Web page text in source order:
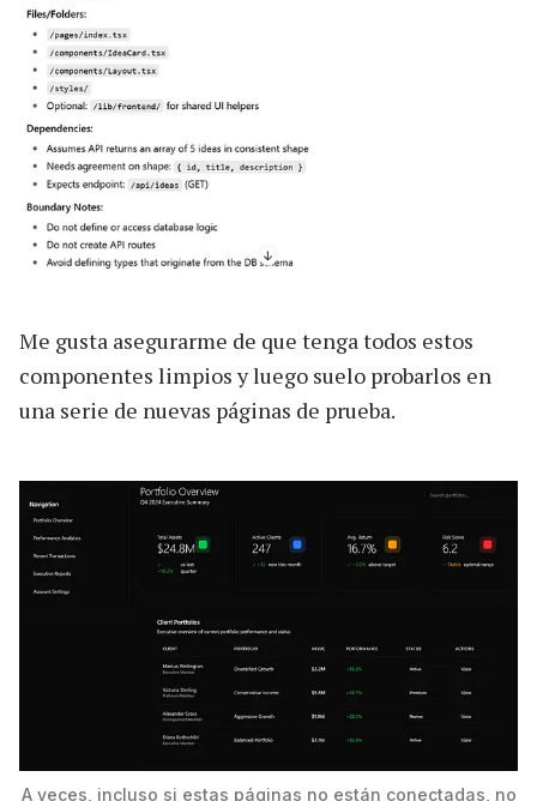
Me gusta asegurarme de que tenga todos estos
componentes limpios y luego suelo probarlos en
una serie de nuevas páginas de prueba.
A veces, incluso si estas páginas no están conectadas, no